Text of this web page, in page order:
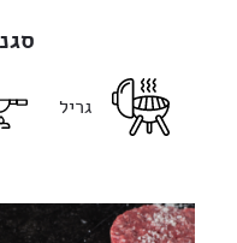
גריל